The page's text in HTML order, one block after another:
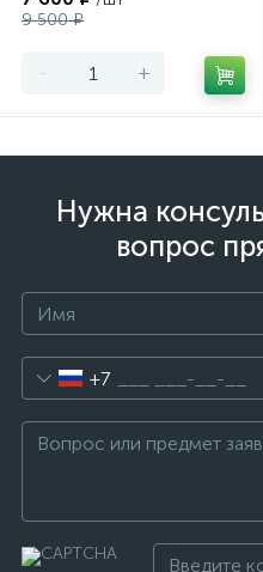
9 500 ₽
- +
Нужна
вопрос
+7